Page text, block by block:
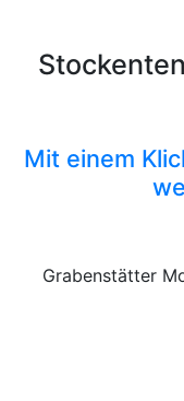
Mit einem
Grabenstätter